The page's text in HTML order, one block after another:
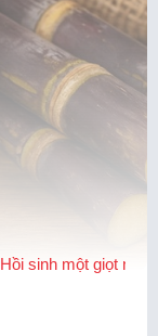
Hồi sinh một giọt